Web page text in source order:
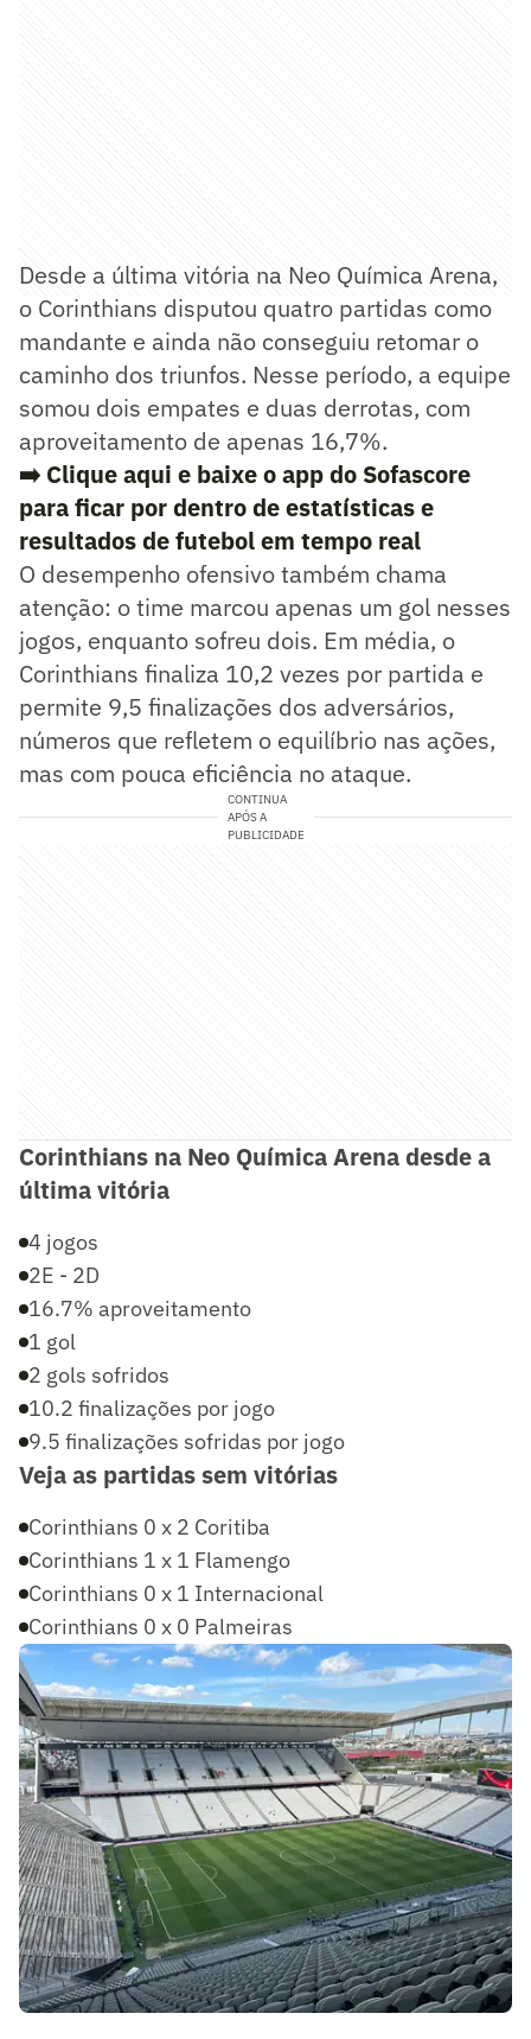
Desde a última vitória na Neo Química Arena,
o Corinthians disputou quatro partidas como
mandante e ainda não conseguiu retomar o
caminho dos triunfos. Nesse período, a equipe
somou dois empates e duas derrotas, com
aproveitamento de apenas 16,7%.
➡️ Clique aqui e baixe o app do Sofascore
para ficar por dentro de estatísticas e
resultados de futebol em tempo real
O desempenho ofensivo também chama
atenção: o time marcou apenas um gol nesses
jogos, enquanto sofreu dois. Em média, o
Corinthians finaliza 10,2 vezes por partida e
permite 9,5 finalizações dos adversários,
números que refletem o equilíbrio nas ações,
mas com pouca eficiência no ataque.
CONTINUA
APÓS A
PUBLICIDADE
Corinthians na Neo Química Arena desde a
última vitória
4 jogos
2E - 2D
16.7% aproveitamento
1 gol
2 gols sofridos
10.2 finalizações por jogo
9.5 finalizações sofridas por jogo
Veja as partidas sem vitórias
Corinthians 0 x 2 Coritiba
Corinthians 1 x 1 Flamengo
Corinthians 0 x 1 Internacional
Corinthians 0 x 0 Palmeiras